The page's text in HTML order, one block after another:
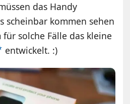
das Handy
scheinbar kommen sehen
solche Fälle das kleine
entwickelt. :)